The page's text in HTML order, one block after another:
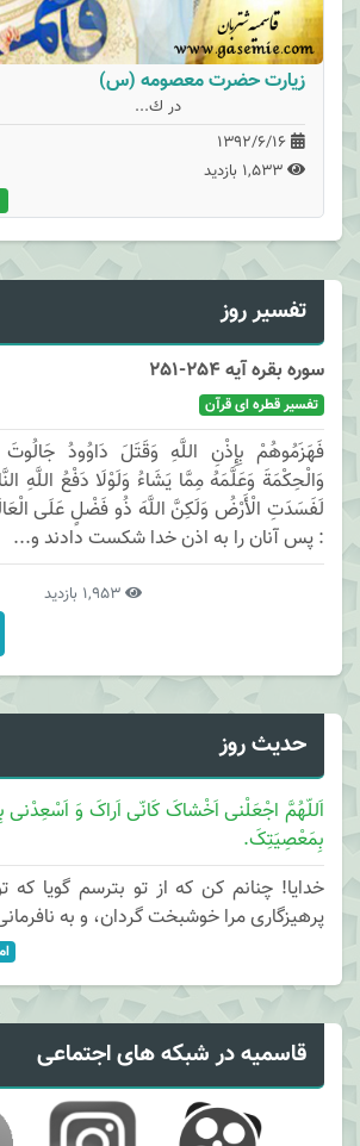
زیارت حضرت معصومه (س)
در ك...
تفسیر روز
سوره بقره آیه 254-251
تفسیر قطره ای قرآن
فَهَزَمُوهُمْ بِإِذْنِ اللَّهِ وَقَتَلَ دَاوُودُ جَالُوتَ
وَالْحِكْمَةَ وَعَلَّمَهُ مِمَّا يَشَاءُ وَلَوْلَا دَفْعُ
: پس آنان را به اذن خدا شكست دادند و...
حدیث روز
اَللّهُمَّ اجْعَلْنی اَخْشاکَ کَانّی اَراکَ وَ اَسْعِدْنی
بِمَعْصِیَتِکَ.
خدایا! چنانم کن که از تو بترسم گویا که
پرهیزگاری مرا خوشبخت گردان، و به
قاسمیه در شبکه های اجتماعی